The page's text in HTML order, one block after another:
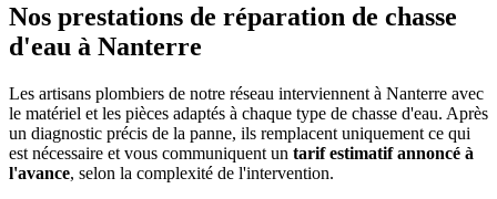
Nos prestations de réparation de chasse
d'eau à Nanterre
Les artisans plombiers de notre réseau interviennent à Nanterre avec
le matériel et les pièces adaptés à chaque type de chasse d'eau. Après
un diagnostic précis de la panne, ils remplacent uniquement ce qui
est nécessaire et vous communiquent un tarif estimatif annoncé à
l'avance, selon la complexité de l'intervention.